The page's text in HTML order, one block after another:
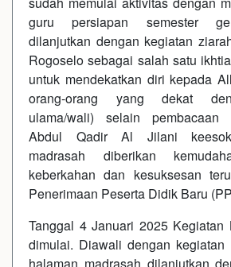
guru persiapan semester
dilanjutkan dengan kegiatan
Rogoselo sebagai salah satu
untuk mendekatkan diri kepada
orang-orang yang dekat
ulama/wali) selain pembacaan
Abdul Qadir Al Jilani
madrasah diberikan
keberkahan dan kesuksesan
Penerimaan Peserta Didik Baru
Tanggal 4 Januari 2025 Kegiatan
dimulai. Diawali dengan
halaman madrasah dilanjutkan